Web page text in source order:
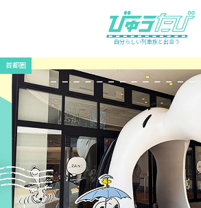
自分らしい列車旅と出会う
首都圏